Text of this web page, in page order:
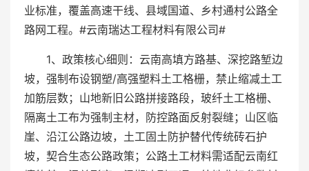
业标准，覆盖高速干线、县域国道、乡村通村公路全
路网工程。#云南瑞达工程材料有限公司#
1、政策核心细则：云南高填方路基、深挖路堑边
坡，强制布设钢塑/高强塑料土工格栅，禁止缩减土工
加筋层数；山地新旧公路拼接路段，玻纤土工格栅、
隔离土工布为强制主材，防控路面反射裂缝；山区临
崖、沿江公路边坡，土工固土防护替代传统砖石护
坡，契合生态公路政策；公路土工材料需适配云南红